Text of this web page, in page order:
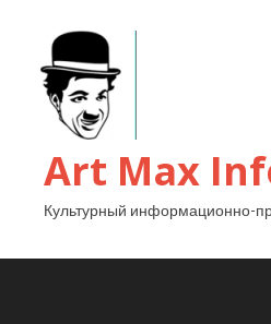
Art Max
Культурный информационно-